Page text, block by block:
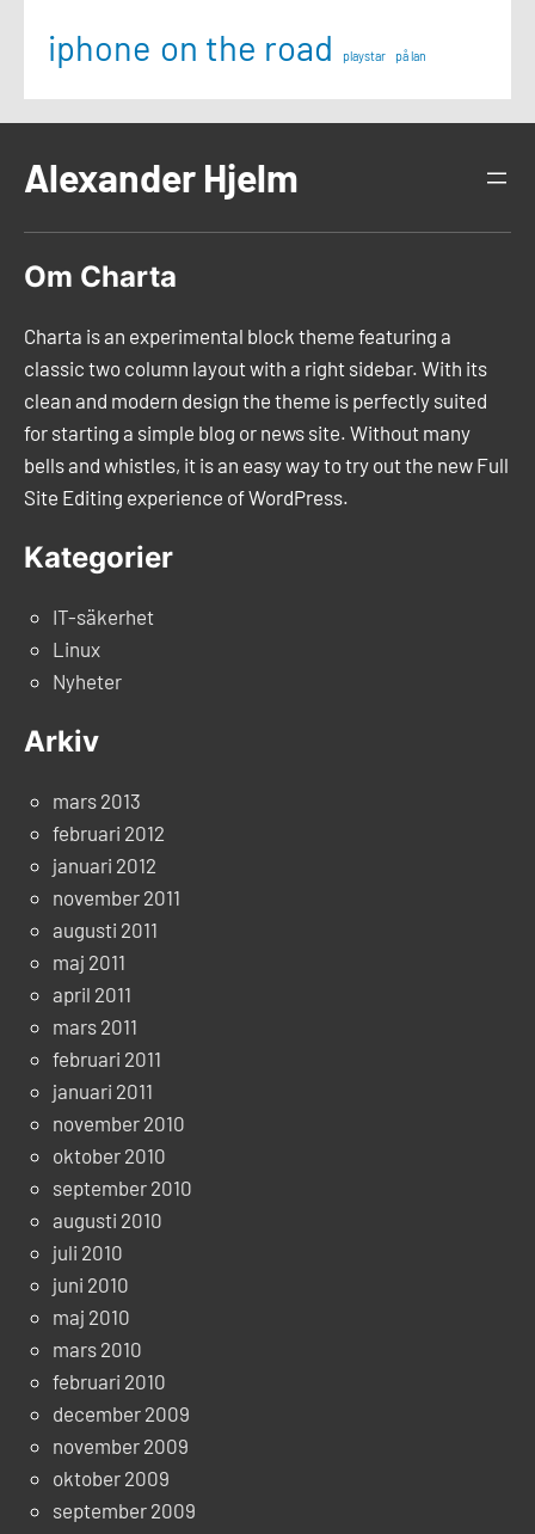
iphone on the road playstar på lan
Alexander Hjelm
Om Charta
Charta is an experimental block theme featuring a
classic two column layout with a right sidebar. With its
clean and modern design the theme is perfectly suited
for starting a simple blog or news site. Without many
bells and whistles, it is an easy way to try out the new Full
Site Editing experience of WordPress.
Kategorier
IT-säkerhet
Linux
Nyheter
Arkiv
mars 2013
februari 2012
januari 2012
november 2011
augusti 2011
maj 2011
april 2011
mars 2011
februari 2011
januari 2011
november 2010
oktober 2010
september 2010
augusti 2010
juli 2010
juni 2010
maj 2010
mars 2010
februari 2010
december 2009
november 2009
oktober 2009
september 2009